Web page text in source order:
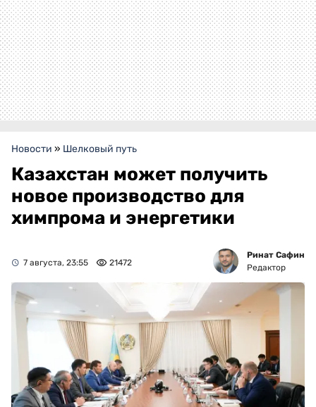
Новости » Шелковый путь
Казахстан может получить
новое производство для
химпрома и энергетики
7 августа, 23:55 21472
Ринат Сафин
Редактор